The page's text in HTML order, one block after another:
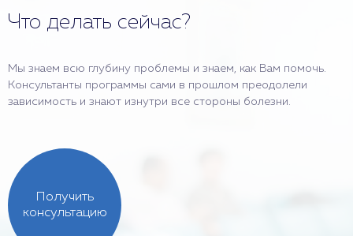
Что делать сейчас?
Мы знаем всю глубину проблемы и знаем, как Вам помочь.
Консультанты программы сами в прошлом преодолели
зависимость и знают изнутри все стороны болезни.
Получить
консультацию